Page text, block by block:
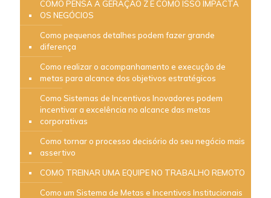
COMO PENSA A GERAÇÃO Z E COMO ISSO IMPACTA
OS NEGÓCIOS
Como pequenos detalhes podem fazer grande
diferença
Como realizar o acompanhamento e execução de
metas para alcance dos objetivos estratégicos
Como Sistemas de Incentivos Inovadores podem
incentivar a excelência no alcance das metas
corporativas
Como tornar o processo decisório do seu negócio mais
assertivo
COMO TREINAR UMA EQUIPE NO TRABALHO REMOTO
Como um Sistema de Metas e Incentivos Institucionais